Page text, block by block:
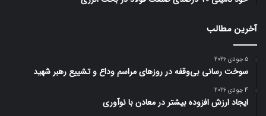
آخرین مطالب
5 جولای 2026
سوخت رسانی بی‌وقفه در روز‌های مراسم وداع و تشییع رهبر شهید
4 جولای 2026
ایجاد ارزش افزوده بیشتر در معادن با نوآوری